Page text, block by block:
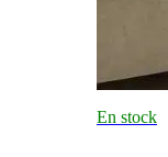
En stock